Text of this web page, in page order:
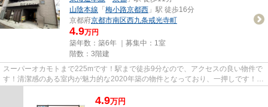
山陰本線 「 梅小路京都西 」駅 徒歩16分
京都府京都市南区西九条戒光寺町
4.9万円
築年数：築6年 ｜募集中： 1室
階数：3階建
スーパーオカモトまで225mです！駅まで徒歩9分なので、アクセスの良い物件で
す！清潔感のある室内が魅力的な2020年築の物件となっており、一押しです！新
4.9万円